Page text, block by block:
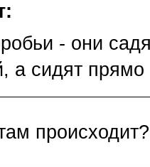
- они
а сидят
происходит?